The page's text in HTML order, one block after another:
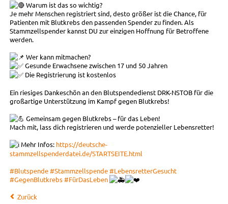
Warum ist das so wichtig?
Je mehr Menschen registriert sind, desto größer ist die Chance, für
Patienten mit Blutkrebs den passenden Spender zu finden. Als
Stammzellspender kannst DU zur einzigen Hoffnung für Betroffene
werden.
Wer kann mitmachen?
Gesunde Erwachsene zwischen 17 und 50 Jahren
Die Registrierung ist kostenlos
Ein riesiges Dankeschön an den Blutspendedienst DRK-NSTOB für die
großartige Unterstützung im Kampf gegen Blutkrebs!
Gemeinsam gegen Blutkrebs – für das Leben!
Mach mit, lass dich registrieren und werde potenzieller Lebensretter!
Mehr Infos: https://deutsche-
stammzellspenderdatei.de/STARTSEITE.html
#Blutspende#Stammzellspende#LebensretterGesucht
#GegenBlutkrebs#FürDasLeben
Zurück